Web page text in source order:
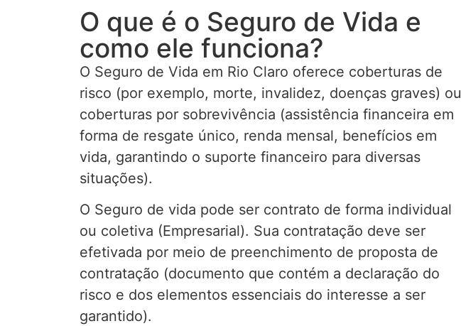
O que é o Seguro de Vida e
como ele funciona?
O Seguro de Vida em Rio Claro oferece coberturas de
risco (por exemplo, morte, invalidez, doenças graves) ou
coberturas por sobrevivência (assistência financeira em
forma de resgate único, renda mensal, benefícios em
vida, garantindo o suporte financeiro para diversas
situações).
O Seguro de vida pode ser contrato de forma individual
ou coletiva (Empresarial). Sua contratação deve ser
efetivada por meio de preenchimento de proposta de
contratação (documento que contém a declaração do
risco e dos elementos essenciais do interesse a ser
garantido).